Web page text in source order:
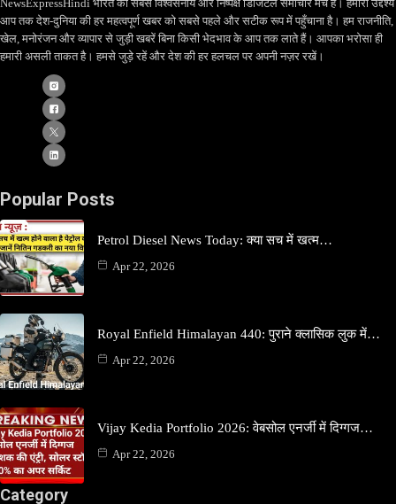
NewsExpressHindi भारत का सबसे विश्वसनीय और निष्पक्ष डिजिटल समाचार मंच है। हमारा उद्देश्य
आप तक देश-दुनिया की हर महत्वपूर्ण खबर को सबसे पहले और सटीक रूप में पहुँचाना है। हम राजनीति,
खेल, मनोरंजन और व्यापार से जुड़ी खबरें बिना किसी भेदभाव के आप तक लाते हैं। आपका भरोसा ही
हमारी असली ताकत है। हमसे जुड़े रहें और देश की हर हलचल पर अपनी नज़र रखें।
Popular Posts
Petrol Diesel News Today: क्या सच में खत्म…
Apr 22, 2026
Royal Enfield Himalayan 440: पुराने क्लासिक लुक में…
Apr 22, 2026
Vijay Kedia Portfolio 2026: वेबसोल एनर्जी में दिग्गज…
Apr 22, 2026
Category